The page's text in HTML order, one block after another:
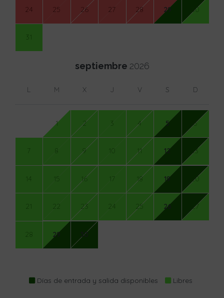
24 25 26 27 28 29 30
31
septiembre 2026
L M X J V S D
1 2 3 4 5 6
7 8 9 10 11 12 13
14 15 16 17 18 19 20
21 22 23 24 25 26 27
28 29 30
Días de entrada y salida disponibles Libres